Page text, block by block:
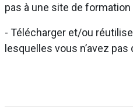
pas à une site de formation
- Télécharger et/ou
lesquelles vous n’avez